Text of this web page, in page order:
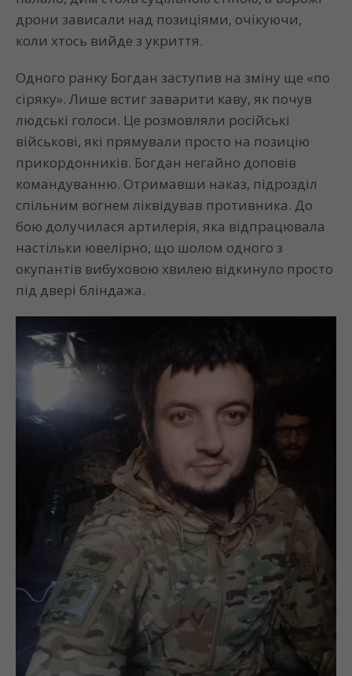
дрони зависали над позиціями, очікуючи,
коли хтось вийде з укриття.
Одного ранку Богдан заступив на зміну ще «по
сіряку». Лише встиг заварити каву, як почув
людські голоси. Це розмовляли російські
військові, які прямували просто на позицію
прикордонників. Богдан негайно доповів
командуванню. Отримавши наказ, підрозділ
спільним вогнем ліквідував противника. До
бою долучилася артилерія, яка відпрацювала
настільки ювелірно, що шолом одного з
окупантів вибуховою хвилею відкинуло просто
під двері бліндажа.